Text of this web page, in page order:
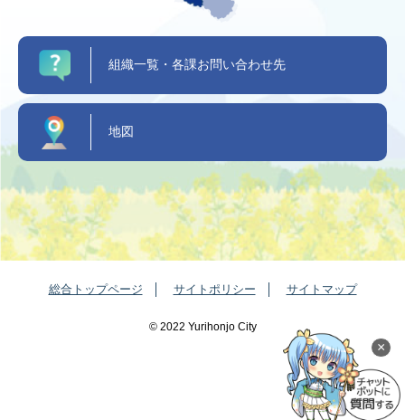
×
組織一覧・各課お問い合わせ先
地図
総合トップページ サイトポリシー サイトマップ
©️ 2022 Yurihonjo City